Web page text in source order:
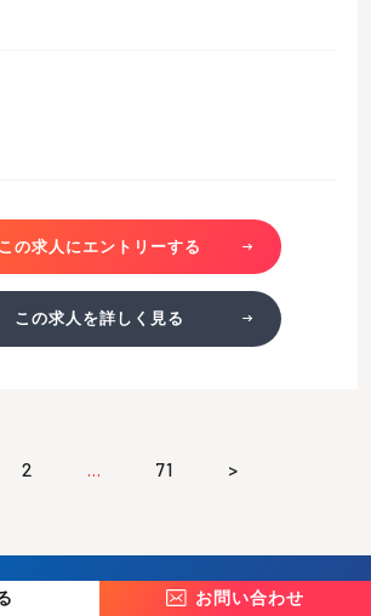
この求人にエントリーする
この求人を詳しく見る
2 … 71 >
お問い合わせ